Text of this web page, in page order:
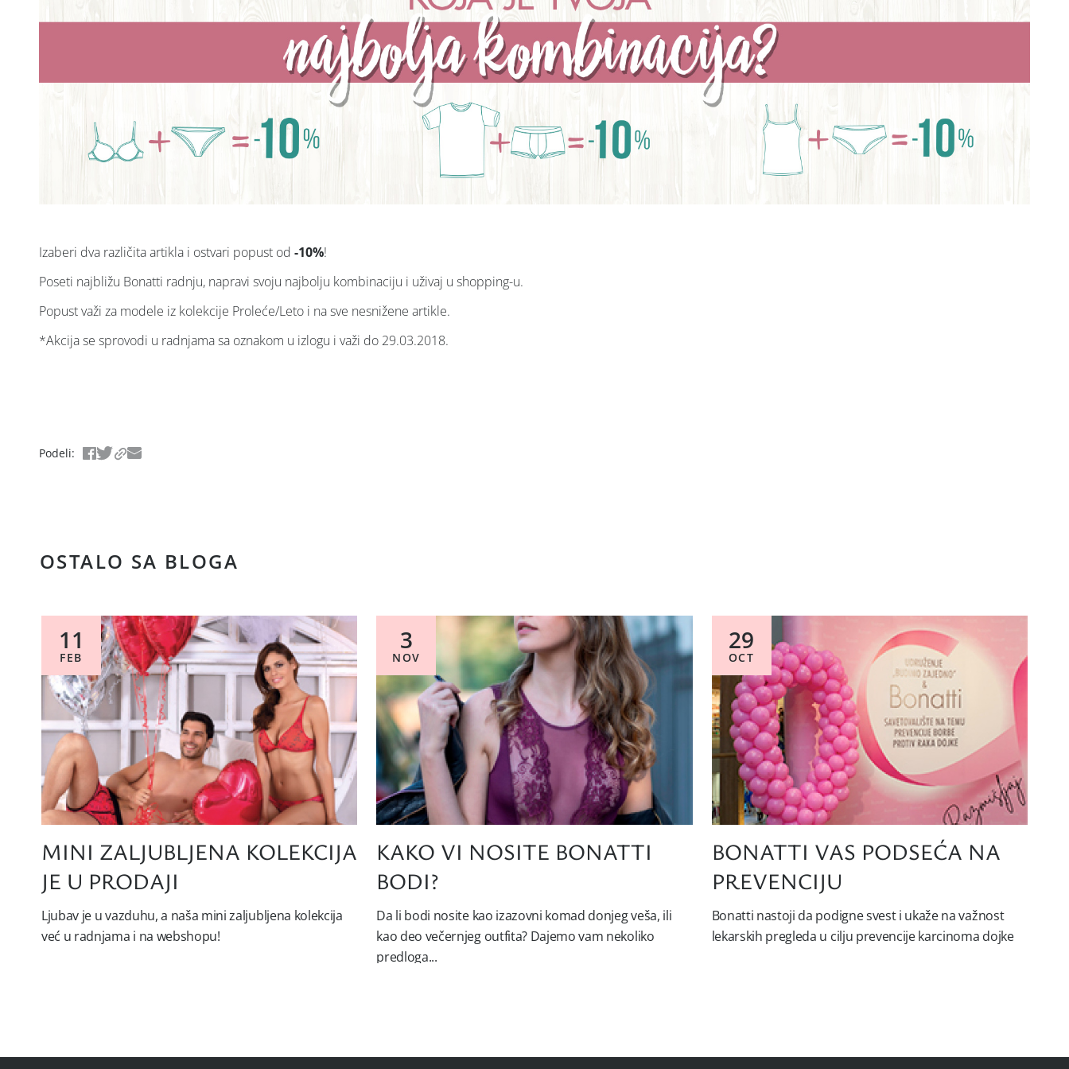
Izaberi dva različita artikla i ostvari popust od -10%!
Poseti najbližu Bonatti radnju, napravi svoju najbolju kombinaciju i uživaj u shopping-u.
Popust važi za modele iz kolekcije Proleće/Leto i na sve nesnižene artikle.
*Akcija se sprovodi u radnjama sa oznakom u izlogu i važi do 29.03.2018.
Podeli:
OSTALO SA BLOGA
11
FEB
MINI ZALJUBLJENA KOLEKCIJA
JE U PRODAJI
Ljubav je u vazduhu, a naša mini zaljubljena kolekcija
već u radnjama i na webshopu!
3
NOV
KAKO VI NOSITE BONATTI
BODI?
Da li bodi nosite kao izazovni komad donjeg veša, ili
kao deo večernjeg outfita? Dajemo vam nekoliko
predloga...
29
OCT
BONATTI VAS PODSEĆA NA
PREVENCIJU
Bonatti nastoji da podigne svest i ukaže na važnost
lekarskih pregleda u cilju prevencije karcinoma dojke